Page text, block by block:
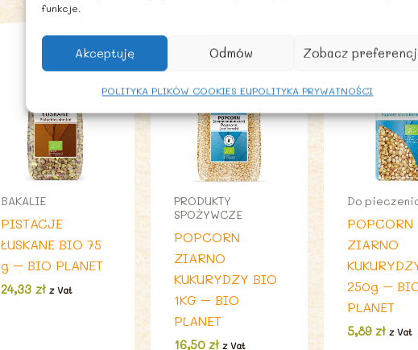
funkcje.
Akceptuję Odmów Zobacz
POLITYKA PLIKÓW COOKIES EUPOLITYKA PRYWATNOŚCI
BAKALIE
PISTACJE
ŁUSKANE BIO 75
g – BIO PLANET
24,33 zł z Vat
PRODUKTY
SPOŻYWCZE
POPCORN
ZIARNO
KUKURYDZY BIO
1KG – BIO
PLANET
16,50 zł z Vat
Do
POPCORN
ZIARNO
250g –
PLANET
5,89zł z Vat